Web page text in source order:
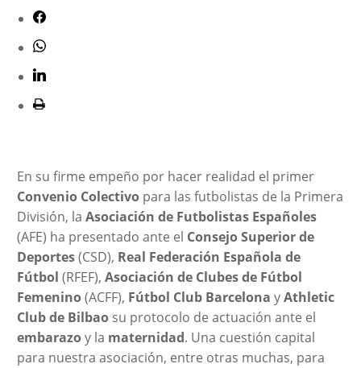
En su firme empeño por hacer realidad el primer
Convenio Colectivopara las futbolistas de la Primera
División, la Asociación de Futbolistas Españoles
(AFE) ha presentado ante el Consejo Superior de
Deportes(CSD), Real Federación Española de
Fútbol (RFEF), Asociación de Clubes de Fútbol
Femenino(ACFF), Fútbol Club Barcelona yAthletic
Club de Bilbaosu protocolo de actuación ante el
embarazoy la maternidad. Una cuestión capital
para nuestra asociación, entre otras muchas, para